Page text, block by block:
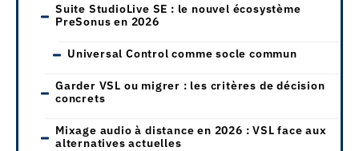
Suite StudioLive SE : le nouvel écosystème
PreSonus en 2026
Universal Control comme socle commun
Garder VSL ou migrer : les critères de décision
concrets
Mixage audio à distance en 2026 : VSL face aux
alternatives actuelles